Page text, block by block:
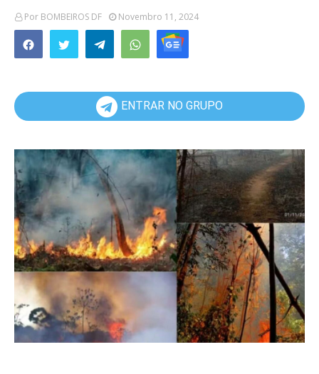
Por BOMBEIROS DF Novembro 11, 2024
ENTRAR NO GRUPO